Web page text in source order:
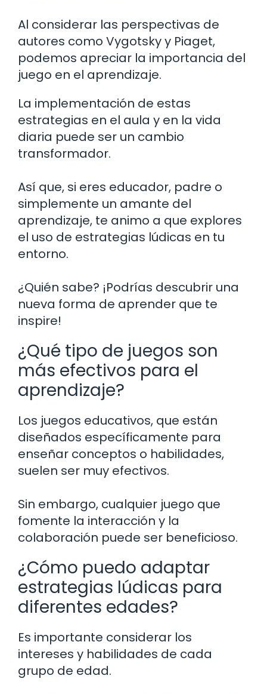
Al considerar las perspectivas de
autores como Vygotsky y Piaget,
podemos apreciar la importancia del
juego en el aprendizaje.
La implementación de estas
estrategias en el aula y en la vida
diaria puede ser un cambio
transformador.
Así que, si eres educador, padre o
simplemente un amante del
aprendizaje, te animo a que explores
el uso de estrategias lúdicas en tu
entorno.
¿Quién sabe? ¡Podrías descubrir una
nueva forma de aprender que te
inspire!
¿Qué tipo de juegos son
más efectivos para el
aprendizaje?
Los juegos educativos, que están
diseñados específicamente para
enseñar conceptos o habilidades,
suelen ser muy efectivos.
Sin embargo, cualquier juego que
fomente la interacción y la
colaboración puede ser beneficioso.
¿Cómo puedo adaptar
estrategias lúdicas para
diferentes edades?
Es importante considerar los
intereses y habilidades de cada
grupo de edad.